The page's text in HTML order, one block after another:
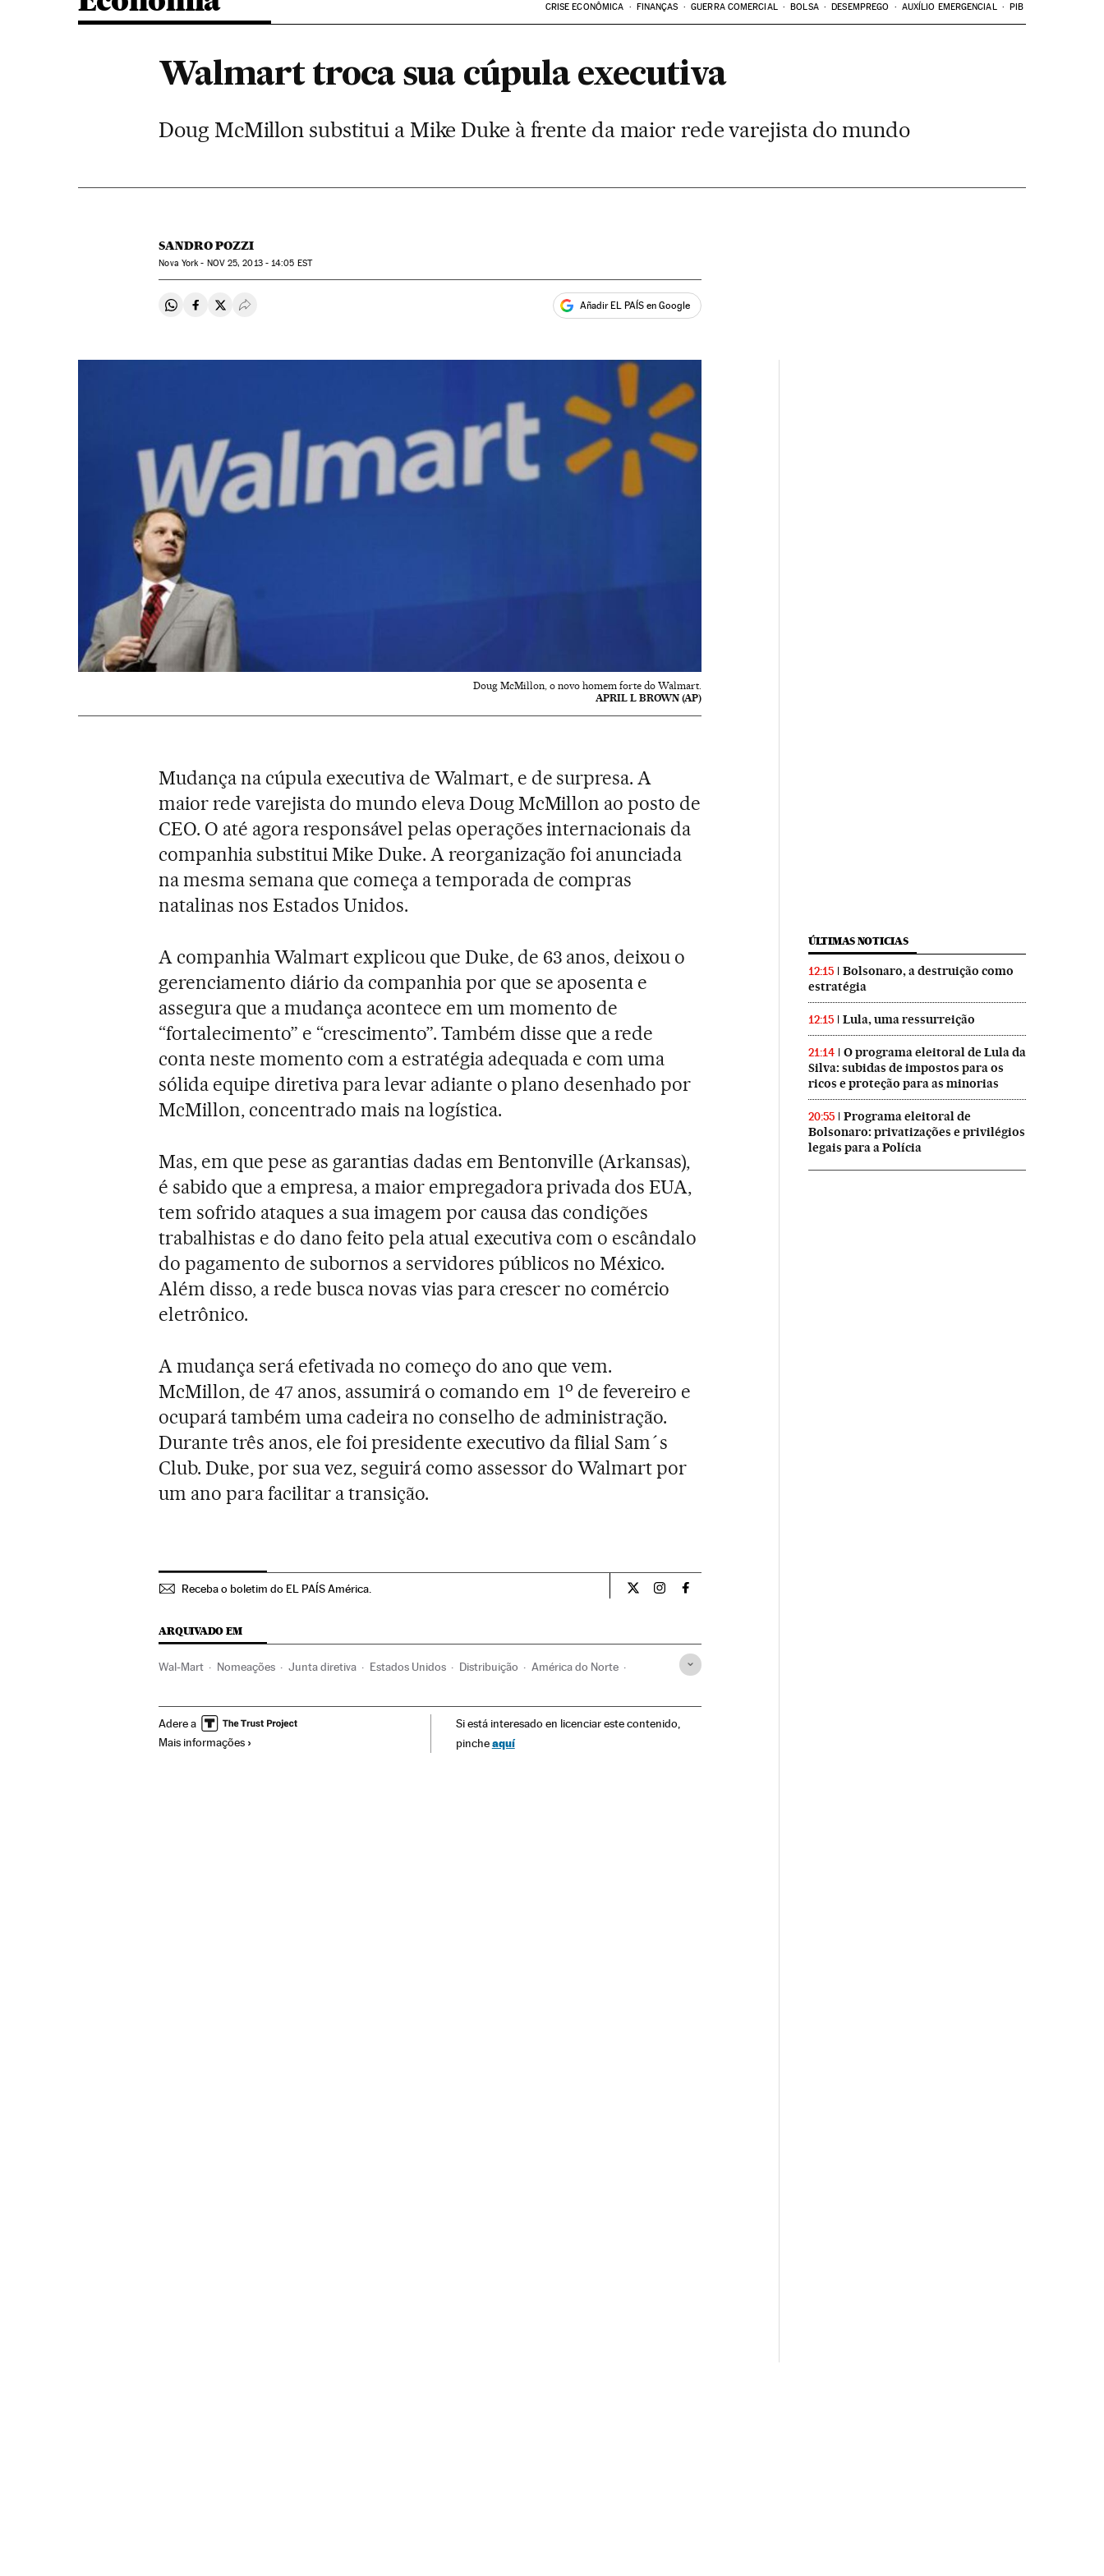
CRISE ECONÔMICA FINANÇAS GUERRA COMERCIAL BOLSA DESEMPREGO AUXÍLIO EMERGENCIAL PIB
Walmart troca sua cúpula executiva
Doug McMillon substitui a Mike Duke à frente da maior rede varejista do mundo
SANDRO POZZI
Nova York - NOV25, 2013 - 14:05 EST
Compartir en Whatsapp
Compartir en Facebook
Compartir en Twitter
Desplegar Redes Sociales Añadir EL PAÍS en Google
Doug McMillon, o novo homem forte do Walmart.
APRIL L BROWN (AP)
Mudança na cúpula executiva de Walmart, e de surpresa. A
maior rede varejista do mundo eleva Doug McMillon ao posto de
CEO. O até agora responsável pelas operações internacionais da
companhia substitui Mike Duke. A reorganização foi anunciada
na mesma semana que começa a temporada de compras
natalinas nos Estados Unidos.
A companhia Walmart explicou que Duke, de 63 anos, deixou o
gerenciamento diário da companhia por que se aposenta e
assegura que a mudança acontece em um momento de
“fortalecimento” e “crescimento”. Também disse que a rede
conta neste momento com a estratégia adequada e com uma
sólida equipe diretiva para levar adiante o plano desenhado por
McMillon, concentrado mais na logística.
Mas, em que pese as garantias dadas em Bentonville (Arkansas),
é sabido que a empresa, a maior empregadora privada dos EUA,
tem sofrido ataques a sua imagem por causa das condições
trabalhistas e do dano feito pela atual executiva com o escândalo
do pagamento de subornos a servidores públicos no México.
Além disso, a rede busca novas vias para crescer no comércio
eletrônico.
A mudança será efetivada no começo do ano que vem.
McMillon, de 47 anos, assumirá o comando em 1o de fevereiro e
ocupará também uma cadeira no conselho de administração.
Durante três anos, ele foi presidente executivo da filial Sam´s
Club. Duke, por sua vez, seguirá como assessor do Walmart por
um ano para facilitar a transição.
Receba o boletim do EL PAÍS América. Economia El País Brasil en Twitter
Economia El País Brasil en Instagram
Economia El País Brasil en Facebook
ARQUIVADO EM
Wal-Mart Nomeações Junta diretiva Estados Unidos Distribuição América do Norte
Adere a
Mais informações
Si está interesado en licenciar este contenido,
pincheaquí
ÚLTIMAS NOTICIAS
12:15
Bolsonaro, a destruição como
estratégia
12:15 Lula, uma ressurreição
21:14
O programa eleitoral de Lula da
Silva: subidas de impostos para os
ricos e proteção para as minorias
20:55
Programa eleitoral de
Bolsonaro: privatizações e privilégios
legais para a Polícia